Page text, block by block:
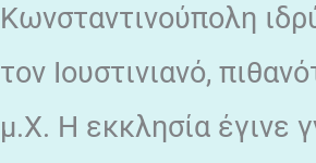
Κωνσταντινούπολη
τον Ιουστινιανό,
μ.Χ. Η εκκλησία έγινε